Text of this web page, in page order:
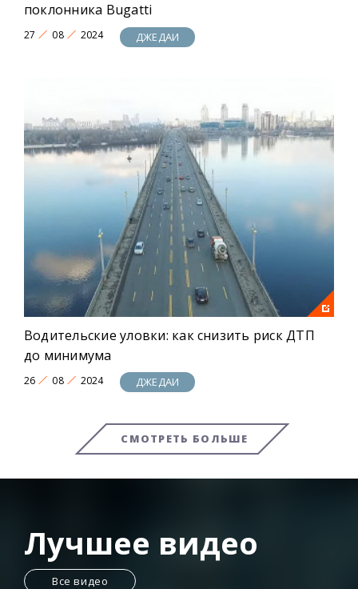
поклонника Bugatti
27 08 2024 ДЖЕДАИ
Водительские уловки: как снизить риск ДТП
до минимума
26 08 2024 ДЖЕДАИ
СМОТРЕТЬ БОЛЬШЕ
Лучшее видео
Все видео